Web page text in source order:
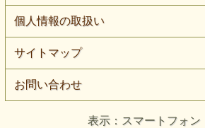
個人情報の取扱い
サイトマップ
お問い合わせ
表示：スマートフォン